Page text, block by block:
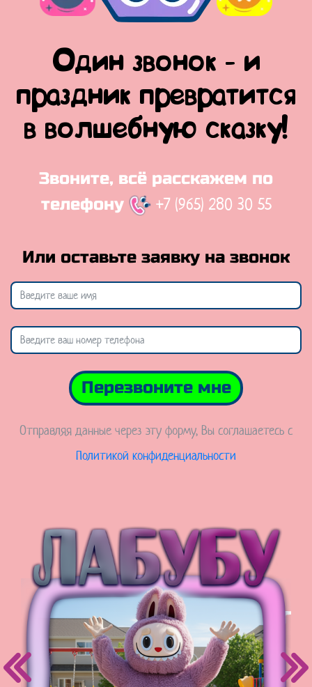
Один звонок - и
праздник превратится
в волшебную сказку!
Звоните, всё расскажем по
телефону
+7 (965) 280 30 55
Или оставьте заявку на звонок
Перезвоните мне
Отправляя данные через эту форму, Вы соглашаетесь с
Политикой конфиденциальности